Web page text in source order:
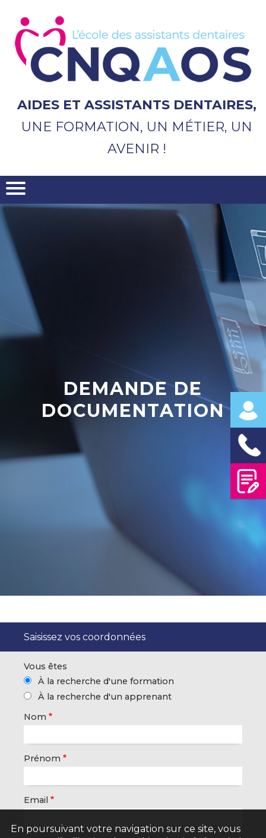
contenu
principal
AIDES ET ASSISTANTS DENTAIRES,
UNE FORMATION, UN MÉTIER, UN
AVENIR !
DEMANDE DE
DOCUMENTATION
Saisissez vos coordonnées
Vous êtes
À la recherche d'une formation
À la recherche d'un apprenant
Nom
Prénom
Email
En poursuivant votre navigation sur ce site, vous